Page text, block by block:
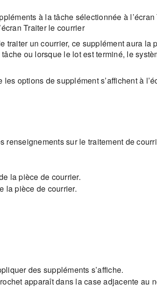
à la tâche sélectionnée à
Traiter le courrier
un courrier, ce supplément aura
ou lorsque le lot est terminé, le
options de supplément s’affichent à
sur le traitement de
la pièce de courrier.
la pièce de courrier.
des suppléments s’affiche.
apparaît dans la case adjacente au